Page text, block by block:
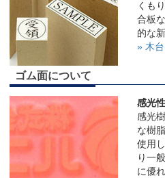
くも
合板
的な
» 木
ゴム面について
感光
感光
な樹
使用
り一
に優